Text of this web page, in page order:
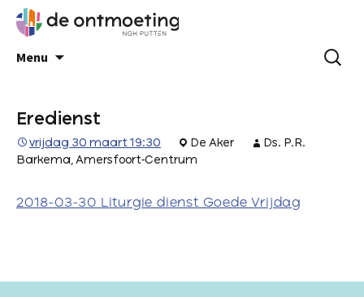
Menu
Eredienst
vrijdag 30 maart 19:30 De Aker
Ds. P.R.
Barkema, Amersfoort-Centrum
2018-03-30 Liturgie dienst Goede Vrijdag